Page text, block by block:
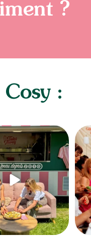
?
:
une demande en mariage
sur la
335 4
On